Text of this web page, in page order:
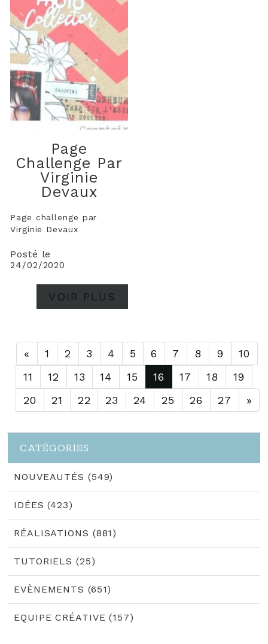
Page
Challenge Par
Virginie
Devaux
Page challenge par
Virginie Devaux
Posté le
24/02/2020
VOIR PLUS
« 1 2 3 4 5 6 7 8 9
10
11
12 13 14 15 16 17 18
19
20
21 22 23 24 25 26 27 »
CATÉGORIES
NOUVEAUTÉS (549)
IDÉES (423)
RÉALISATIONS (881)
TUTORIELS (25)
EVÈNEMENTS (651)
EQUIPE CRÉATIVE (157)